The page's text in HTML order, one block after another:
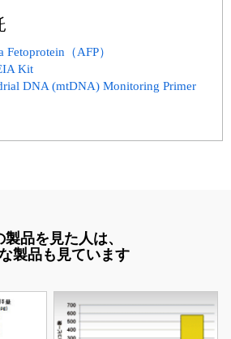
（AFP）
Kit
DNA (mtDNA) Monitoring Primer
製品を見た人は、
製品も見ています